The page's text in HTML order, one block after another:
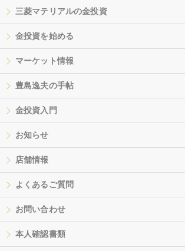
三菱マテリアルの金投資
金投資を始める
マーケット情報
豊島逸夫の手帖
金投資入門
お知らせ
店舗情報
よくあるご質問
お問い合わせ
本人確認書類